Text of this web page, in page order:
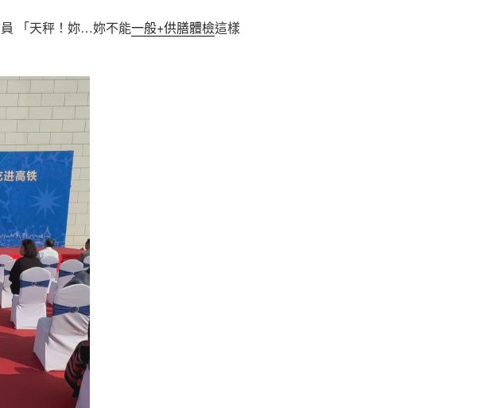
「天秤！妳…妳不能一般+供膳體檢這樣